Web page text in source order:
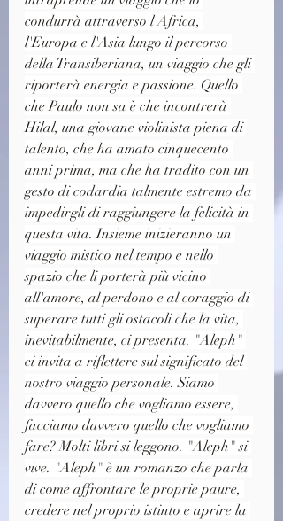
condurrà attraverso l'Africa,
l'Europa e l'Asia lungo il percorso
della Transiberiana, un viaggio che gli
riporterà energia e passione. Quello
che Paulo non sa è che incontrerà
Hilal, una giovane violinista piena di
talento, che ha amato cinquecento
anni prima, ma che ha tradito con un
gesto di codardia talmente estremo da
impedirgli di raggiungere la felicità in
questa vita. Insieme inizieranno un
viaggio mistico nel tempo e nello
spazio che li porterà più vicino
all'amore, al perdono e al coraggio di
superare tutti gli ostacoli che la vita,
inevitabilmente, ci presenta. "Aleph"
ci invita a riflettere sul significato del
nostro viaggio personale. Siamo
davvero quello che vogliamo essere,
facciamo davvero quello che vogliamo
fare? Molti libri si leggono. "Aleph" si
vive. "Aleph" è un romanzo che parla
di come affrontare le proprie paure,
credere nel proprio istinto e aprire la